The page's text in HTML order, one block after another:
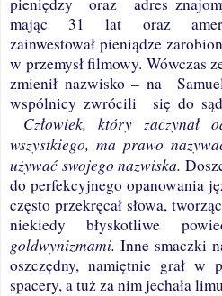
mając 31 lat oraz
zainwestował pieniądze
w przemysł filmowy. Wówczas
zmienił nazwisko – na
wspólnicy zwrócili
się do
Człowiek, który zaczynał
wszystkiego, ma prawo
używać swojego nazwiska.
do perfekcyjnego opanowania
często przekręcał słowa,
niekiedy błyskotliwe
goldwynizmami. Inne smaczki
oszczędny, namiętnie grał w
spacery, a tuż za nim jechała